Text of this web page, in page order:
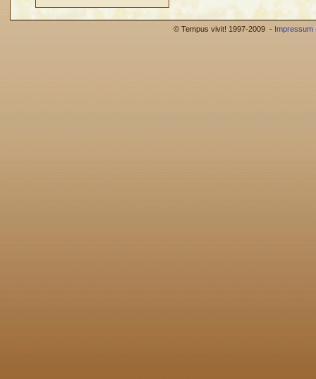
© Tempus vivit! 1997-2009 - Impressum